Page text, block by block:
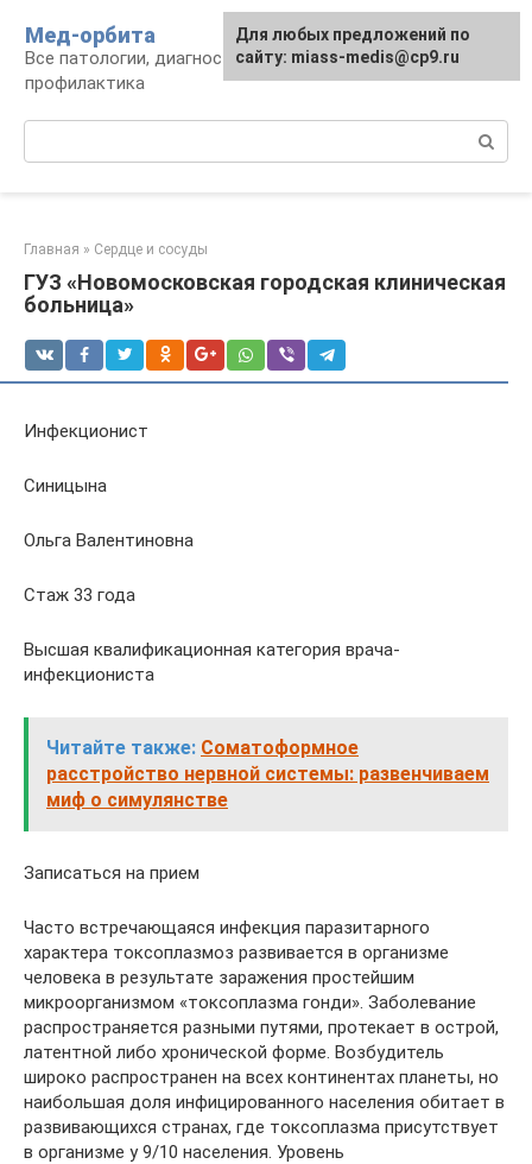
контенту
Мед-орбита
Все патологии, диагностика, лечение,
профилактика
Главная » Сердце и сосуды
ГУЗ «Новомосковская городская клиническая
больница»
Инфекционист
Синицына
Ольга Валентиновна
Стаж 33 года
Высшая квалификационная категория врача-
инфекциониста
Читайте также: Соматоформное
расстройство нервной системы: развенчиваем
миф о симулянстве
Записаться на прием
Часто встречающаяся инфекция паразитарного
характера токсоплазмоз развивается в организме
человека в результате заражения простейшим
микроорганизмом «токсоплазма гонди». Заболевание
распространяется разными путями, протекает в острой,
латентной либо хронической форме. Возбудитель
широко распространен на всех континентах планеты, но
наибольшая доля инфицированного населения обитает в
развивающихся странах, где токсоплазма присутствует
в организме у 9/10 населения. Уровень
Для любых предложений по
сайту: miass-medis@cp9.ru